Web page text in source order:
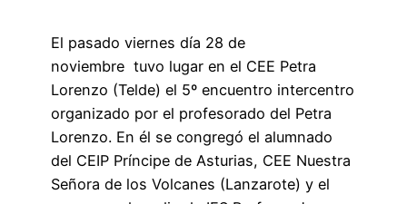
El pasado viernes día 28 de
noviembre tuvo lugar en el CEE Petra
Lorenzo (Telde) el 5º encuentro intercentro
organizado por el profesorado del Petra
Lorenzo. En él se congregó el alumnado
del CEIP Príncipe de Asturias, CEE Nuestra
Señora de los Volcanes (Lanzarote) y el